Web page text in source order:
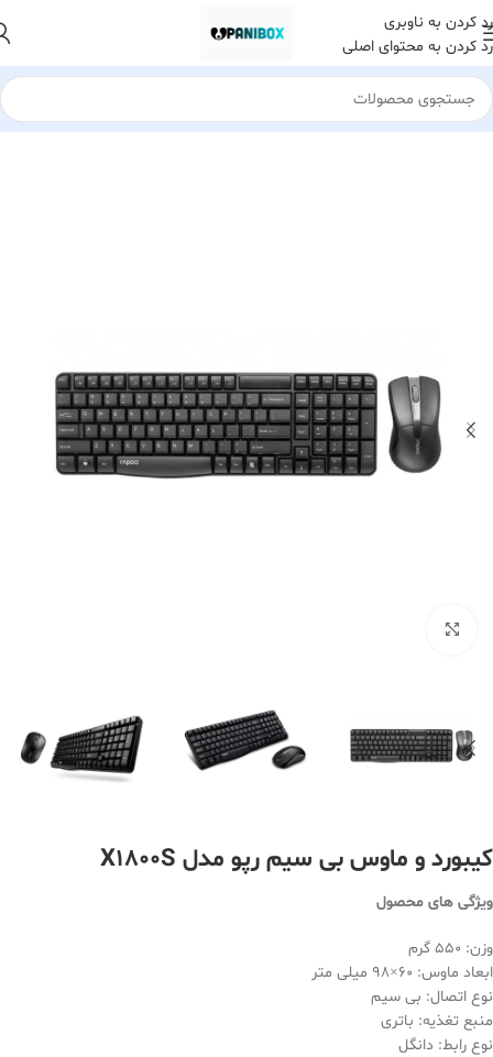
رد کردن به ناوبری
رد کردن به محتوای اصلی
خانه لوازم جانبی کامپیوتر ماوس ماوس بیسیم
کیبورد و ماوس بی سیم رپو مدل X1800S
ویژگی های محصول
وزن: 550 گرم
ابعاد ماوس: 60×98 میلی متر
نوع اتصال: بی سیم
منبع تغذیه: باتری
نوع رابط: دانگل